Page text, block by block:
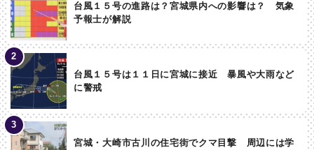
台風１５号の進路は？宮城県内への影響は？ 気象
予報士が解説
台風１５号は１１日に宮城に接近 暴風や大雨など
に警戒
宮城・大崎市古川の住宅街でクマ目撃 周辺には学